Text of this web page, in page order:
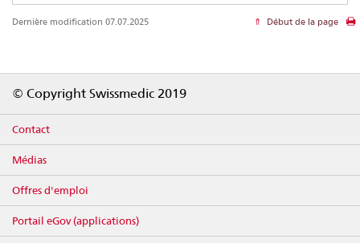
Dernière modification 07.07.2025 Début de la page
© Copyright Swissmedic 2019
Contact
Médias
Offres d'emploi
Portail eGov (applications)